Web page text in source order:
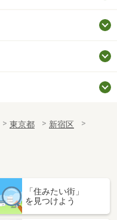
東京都
新宿区
「住みたい街」
を見つけよう